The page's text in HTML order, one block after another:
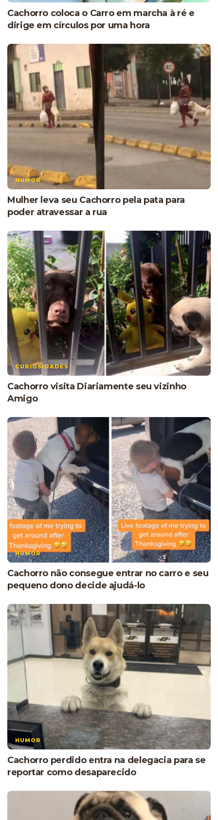
Cachorro coloca o Carro em marcha à ré e
dirige em círculos por uma hora
HUMOR
Mulher leva seu Cachorro pela pata para
poder atravessar a rua
CURIOSIDADES
Cachorro visita Diariamente seu vizinho
Amigo
HUMOR
Cachorro não consegue entrar no carro e seu
pequeno dono decide ajudá-lo
HUMOR
Cachorro perdido entra na delegacia para se
reportar como desaparecido